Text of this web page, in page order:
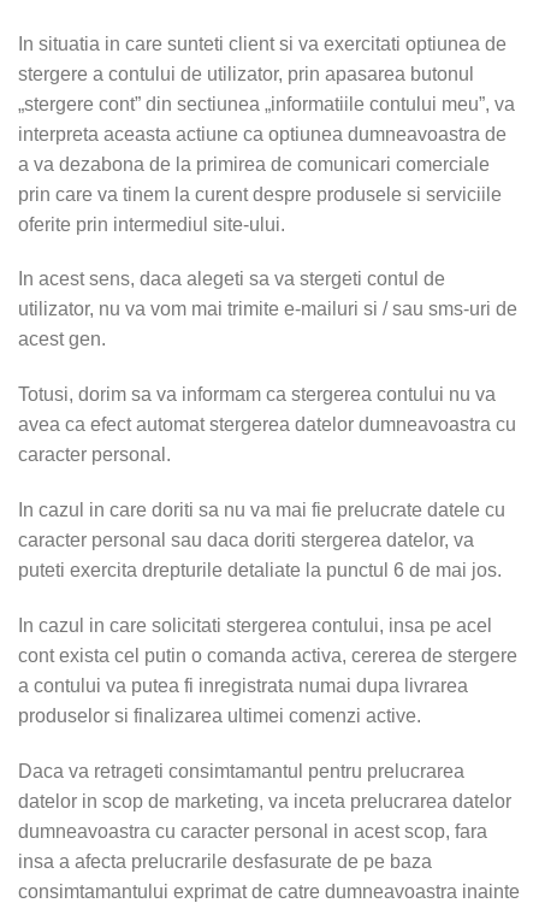
In situatia in care sunteti client si va exercitati optiunea de
stergere a contului de utilizator, prin apasarea butonul
„stergere cont” din sectiunea „informatiile contului meu”, va
interpreta aceasta actiune ca optiunea dumneavoastra de
a va dezabona de la primirea de comunicari comerciale
prin care va tinem la curent despre produsele si serviciile
oferite prin intermediul site-ului.
In acest sens, daca alegeti sa va stergeti contul de
utilizator, nu va vom mai trimite e-mailuri si / sau sms-uri de
acest gen.
Totusi, dorim sa va informam ca stergerea contului nu va
avea ca efect automat stergerea datelor dumneavoastra cu
caracter personal.
In cazul in care doriti sa nu va mai fie prelucrate datele cu
caracter personal sau daca doriti stergerea datelor, va
puteti exercita drepturile detaliate la punctul 6 de mai jos.
In cazul in care solicitati stergerea contului, insa pe acel
cont exista cel putin o comanda activa, cererea de stergere
a contului va putea fi inregistrata numai dupa livrarea
produselor si finalizarea ultimei comenzi active.
Daca va retrageti consimtamantul pentru prelucrarea
datelor in scop de marketing, va inceta prelucrarea datelor
dumneavoastra cu caracter personal in acest scop, fara
insa a afecta prelucrarile desfasurate de pe baza
consimtamantului exprimat de catre dumneavoastra inainte